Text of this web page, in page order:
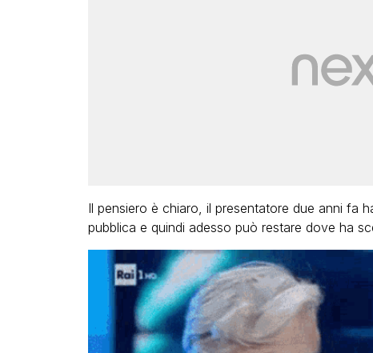
Il pensiero è chiaro, il presentatore due anni fa
pubblica e quindi adesso può restare dove ha